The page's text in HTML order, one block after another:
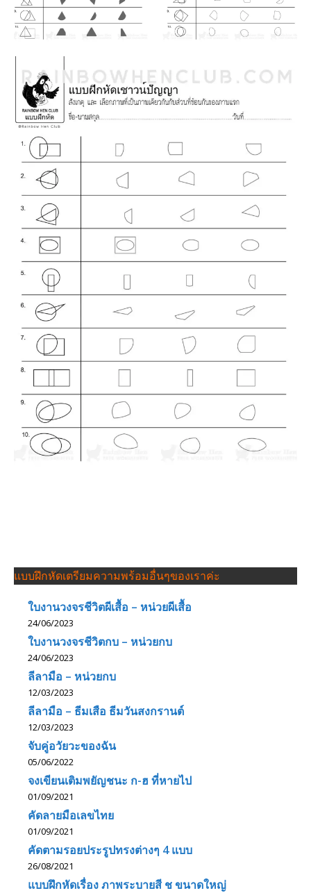
แบบฝึกหัดเตรียมความพร้อมอื่นๆของเราค่ะ
ใบงานวงจรชีวิตผีเสื้อ – หน่วยผีเสื้อ
24/06/2023
ใบงานวงจรชีวิตกบ – หน่วยกบ
24/06/2023
ลีลามือ – หน่วยกบ
12/03/2023
ลีลามือ – ธีมเสือ ธีมวันสงกรานต์
12/03/2023
จับคู่อวัยวะของฉัน
05/06/2022
จงเขียนเติมพยัญชนะ ก-ฮ ที่หายไป
01/09/2021
คัดลายมือเลขไทย
01/09/2021
คัดตามรอยประรูปทรงต่างๆ 4 แบบ
26/08/2021
แบบฝึกหัดเรื่อง ภาพระบายสี ช ขนาดใหญ่